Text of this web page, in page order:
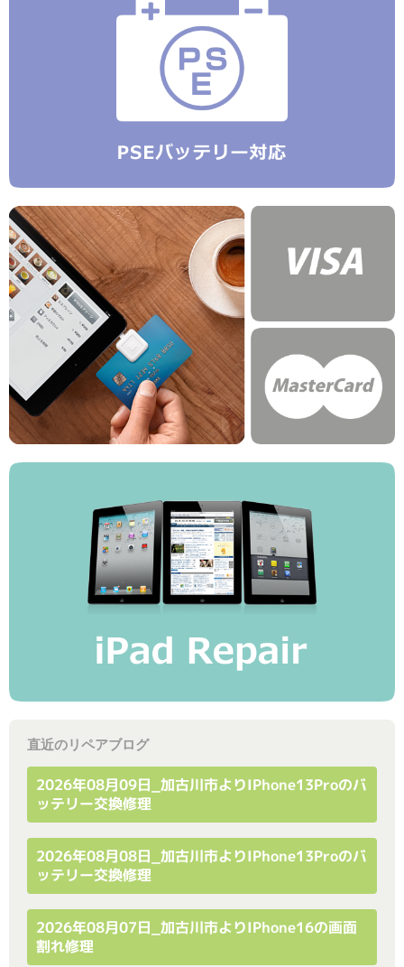
直近のリペアブログ
2026年08月09日_加古川市よりiPhone13Proのバ
ッテリー交換修理
2026年08月08日_加古川市よりiPhone13Proのバ
ッテリー交換修理
2026年08月07日_加古川市よりiPhone16の画面
割れ修理